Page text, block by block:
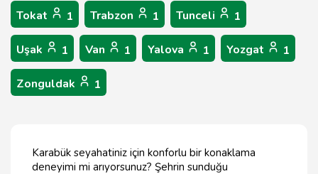
Tokat 1 Trabzon 1 Tunceli 1
Uşak 1 Van 1 Yalova 1 Yozgat 1
Zonguldak 1
Karabük seyahatiniz için konforlu bir konaklama
deneyimi mi arıyorsunuz? Şehrin sunduğu